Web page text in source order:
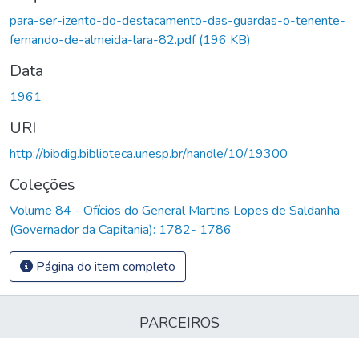
para-ser-izento-do-destacamento-das-guardas-o-tenente-
fernando-de-almeida-lara-82.pdf(196 KB)
Data
1961
URI
http://bibdig.biblioteca.unesp.br/handle/10/19300
Coleções
Volume 84 - Ofícios do General Martins Lopes de Saldanha
(Governador da Capitania): 1782- 1786
Página do item completo
PARCEIROS